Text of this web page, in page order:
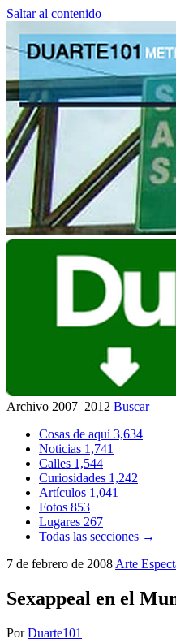
Saltar al contenido
Archivo 2007–2012 Buscar
Cosas de aquí3,634
Noticias 1,741
Calles 1,544
Curiosidades 1,242
Artículos 1,041
Fotos 853
Lugares 267
Todas las secciones →
7 de febrero de 2008 Arte
Sexappeal en el
PorDuarte101